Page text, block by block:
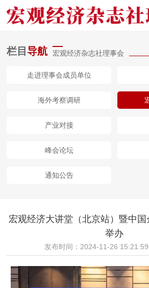
杂志社介绍
理事会动态
栏目导航 宏观经济杂志社理事会
走进理事会成员单位
海外考察调研
产业对接
峰会论坛
通知公告
宏观经济大讲堂（北京站）暨中
举办
发布时间：2024-11-26 15:21:59